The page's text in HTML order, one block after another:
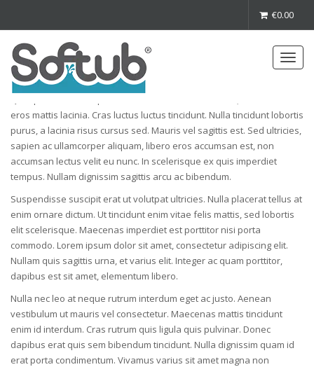
€0.00
Abstract Infographic
eros mattis lacinia. Cras luctus luctus tincidunt. Nulla tincidunt lobortis
purus, a lacinia risus cursus sed. Mauris vel sagittis est. Sed ultricies,
sapien ac ullamcorper aliquam, libero eros accumsan est, non
accumsan lectus velit eu nunc. In scelerisque ex quis imperdiet
tempus. Nullam dignissim sagittis arcu ac bibendum.
Suspendisse suscipit erat ut volutpat ultricies. Nulla placerat tellus at
enim ornare dictum. Ut tincidunt enim vitae felis mattis, sed lobortis
elit scelerisque. Maecenas imperdiet est porttitor nisi porta
commodo. Lorem ipsum dolor sit amet, consectetur adipiscing elit.
Nullam quis sagittis urna, et varius elit. Integer ac quam porttitor,
dapibus est sit amet, elementum libero.
Nulla nec leo at neque rutrum interdum eget ac justo. Aenean
vestibulum ut mauris vel consectetur. Maecenas mattis tincidunt
enim id interdum. Cras rutrum quis ligula quis pulvinar. Donec
dapibus erat quis sem bibendum tincidunt. Nulla dignissim quam id
erat porta condimentum. Vivamus varius sit amet magna non